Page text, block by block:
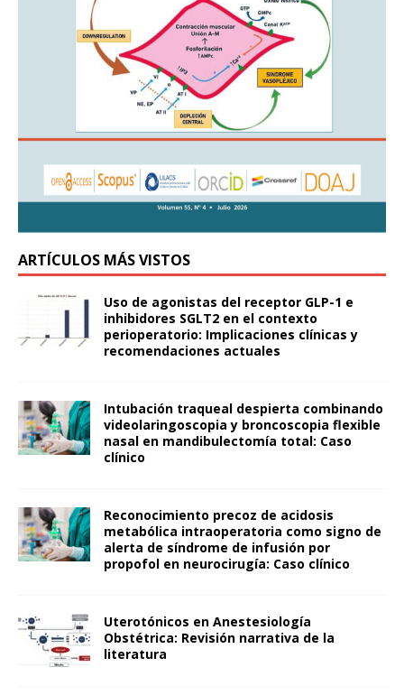
ARTÍCULOS MÁS VISTOS
Uso de agonistas del receptor GLP-1 e
inhibidores SGLT2 en el contexto
perioperatorio: Implicaciones clínicas y
recomendaciones actuales
Intubación traqueal despierta combinando
videolaringoscopia y broncoscopia flexible
nasal en mandibulectomía total: Caso
clínico
Reconocimiento precoz de acidosis
metabólica intraoperatoria como signo de
alerta de síndrome de infusión por
propofol en neurocirugía: Caso clínico
Uterotónicos en Anestesiología
Obstétrica: Revisión narrativa de la
literatura